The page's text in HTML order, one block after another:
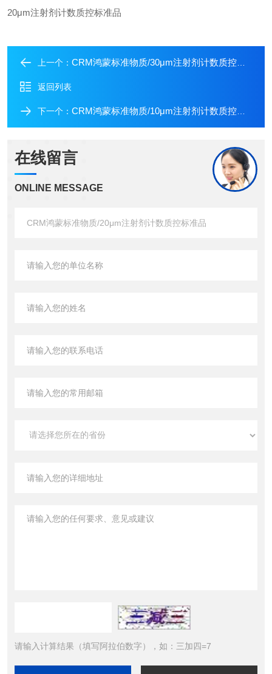
20μm注射剂计数质控标准品
上一个： CRM鸿蒙标准物质/30μm注射剂计数质控标准品
返回列表
下一个： CRM鸿蒙标准物质/10μm注射剂计数质控标准品
在线留言
ONLINE MESSAGE
请输入计算结果（填写阿拉伯数字），如：三加四=7